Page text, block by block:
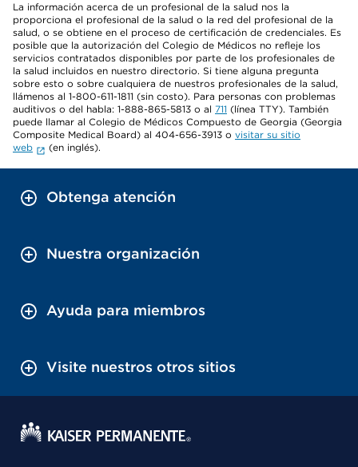
La información acerca de un profesional de la salud nos la
proporciona el profesional de la salud o la red del profesional de la
salud, o se obtiene en el proceso de certificación de credenciales. Es
posible que la autorización del Colegio de Médicos no refleje los
servicios contratados disponibles por parte de los profesionales de
la salud incluidos en nuestro directorio. Si tiene alguna pregunta
sobre esto o sobre cualquiera de nuestros profesionales de la salud,
llámenos al 1-800-611-1811 (sin costo). Para personas con problemas
auditivos o del habla: 1-888-865-5813 o al 711 (línea TTY). También
puede llamar al Colegio de Médicos Compuesto de Georgia (Georgia
Composite Medical Board) al 404-656-3913 o visitar su sitio
web
(en inglés).
Obtenga atención
Nuestra organización
Ayuda para miembros
Visite nuestros otros sitios